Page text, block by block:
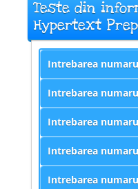
Teste din
Hypertext
Intrebarea
Intrebarea
Intrebarea
Intrebarea
Intrebarea